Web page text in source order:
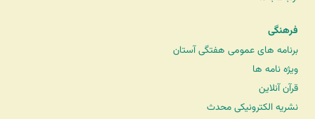
فرهنگی
برنامه های عمومی هفتگی آستان
ویژه نامه ها
قرآن آنلاین
نشریه الکترونیکی محدث